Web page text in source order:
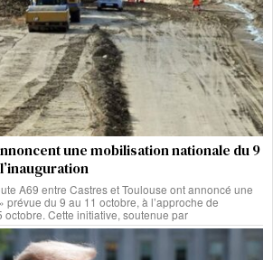
une mobilisation nationale du 9
A69 entre Castres et Toulouse ont annoncé une
prévue du 9 au 11 octobre, à l’approche de
octobre. Cette initiative, soutenue par